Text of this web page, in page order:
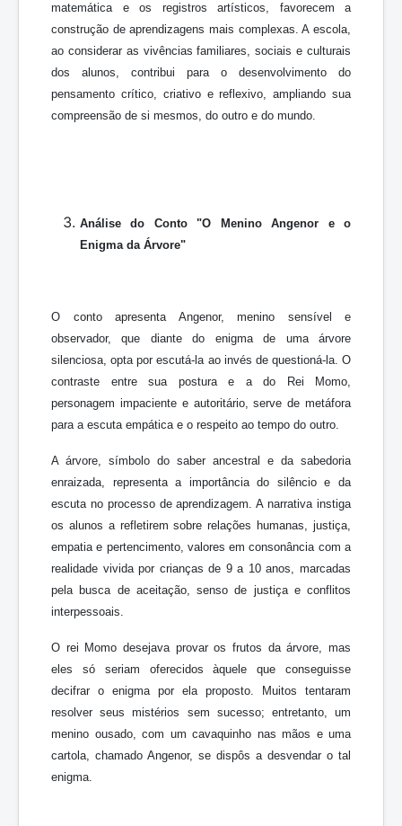
matemática e os registros artísticos, favorecem a
construção de aprendizagens mais complexas. A escola,
ao considerar as vivências familiares, sociais e culturais
dos alunos, contribui para o desenvolvimento do
pensamento crítico, criativo e reflexivo, ampliando sua
compreensão de si mesmos, do outro e do mundo.
Análise do Conto "O Menino Angenor e o
Enigma da Árvore"
O conto apresenta Angenor, menino sensível e
observador, que diante do enigma de uma árvore
silenciosa, opta por escutá-la ao invés de questioná-la. O
contraste entre sua postura e a do Rei Momo,
personagem impaciente e autoritário, serve de metáfora
para a escuta empática e o respeito ao tempo do outro.
A árvore, símbolo do saber ancestral e da sabedoria
enraizada, representa a importância do silêncio e da
escuta no processo de aprendizagem. A narrativa instiga
os alunos a refletirem sobre relações humanas, justiça,
empatia e pertencimento, valores em consonância com a
realidade vivida por crianças de 9 a 10 anos, marcadas
pela busca de aceitação, senso de justiça e conflitos
interpessoais.
O rei Momo desejava provar os frutos da árvore, mas
eles só seriam oferecidos àquele que conseguisse
decifrar o enigma por ela proposto. Muitos tentaram
resolver seus mistérios sem sucesso; entretanto, um
menino ousado, com um cavaquinho nas mãos e uma
cartola, chamado Angenor, se dispôs a desvendar o tal
enigma.